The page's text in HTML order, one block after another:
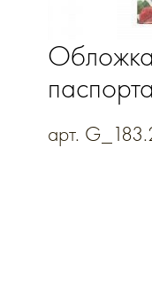
из
арт.